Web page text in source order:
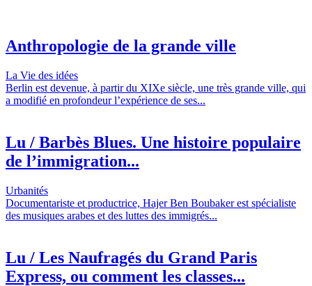
Anthropologie de la grande ville
La Vie des idées
Berlin est devenue, à partir du XIXe siècle, une très grande ville, qui
a modifié en profondeur l’expérience de ses...
Lu / Barbès Blues. Une histoire populaire
de l’immigration...
Urbanités
Documentariste et productrice, Hajer Ben Boubaker est spécialiste
des musiques arabes et des luttes des immigrés...
Lu / Les Naufragés du Grand Paris
Express, ou comment les classes...